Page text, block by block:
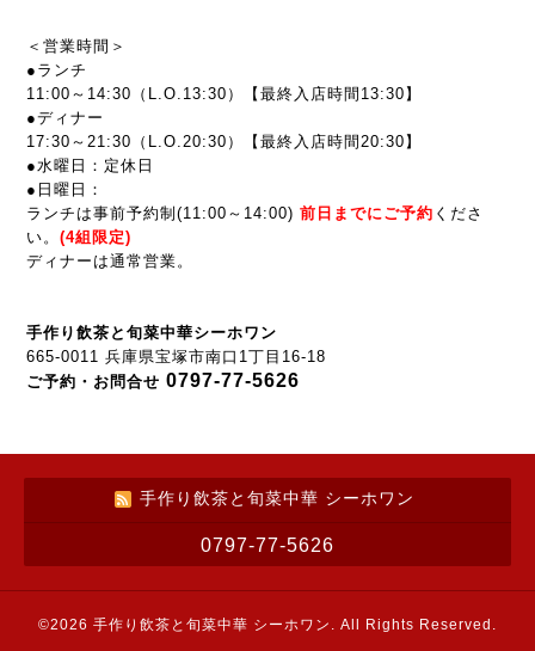
＜営業時間＞
●ランチ
11:00～14:30（L.O.13:30）【最終入店時間13:30】
●ディナー
17:30～21:30 （L.O.20:30）【最終入店時間20:30】
●水曜日：定休日
● 日曜日：
ランチは事前予約制(11:00～14:00) 前 日までにご予約 くださ
い。 (4組限定)
ディナーは通常営業。
手作り飲茶と旬菜中華シーホワン
665-0011 兵庫県宝塚市南口1丁目16-18
ご予約・お問合せ 0797-77-5626
手作り飲茶と旬菜中華 シーホワン
0797-77-5626
©2026 手作り飲茶と旬菜中華 シーホワン . All Rights Reserved.